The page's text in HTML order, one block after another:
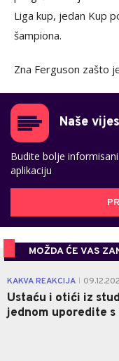
Liga kup, jedan Kup
šampiona.
Zna Ferguson zašto
Naše
Budite bolje
aplikaciju
MOŽDA ĆE VAS
KAKVA REAKCIJA
Ustaću i otići iz
jednom uporedite s